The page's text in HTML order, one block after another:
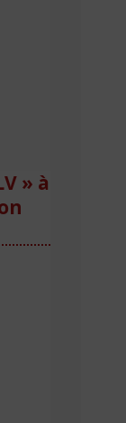
» à